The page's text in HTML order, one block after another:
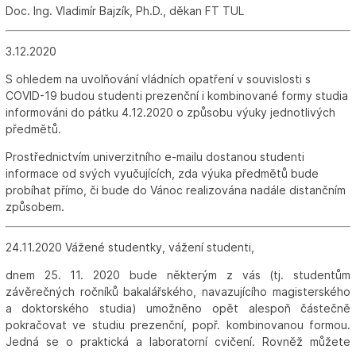
Doc. Ing. Vladimír Bajzík, Ph.D., děkan FT TUL
3.12.2020
S ohledem na uvolňování vládních opatření v souvislosti s
COVID-19 budou studenti prezenční i kombinované formy studia
informováni do pátku 4.12.2020 o způsobu výuky jednotlivých
předmětů.
Prostřednictvím univerzitního e-mailu dostanou studenti
informace od svých vyučujících, zda výuka předmětů bude
probíhat přímo, či bude do Vánoc realizována nadále distančním
způsobem.
24.11.2020 Vážené studentky, vážení studenti,
dnem 25. 11. 2020 bude některým z vás (tj. studentům
závěrečných ročníků bakalářského, navazujícího magisterského
a doktorského studia) umožněno opět alespoň částečně
pokračovat ve studiu prezenční, popř. kombinovanou formou.
Jedná se o praktická a laboratorní cvičení. Rovněž můžete